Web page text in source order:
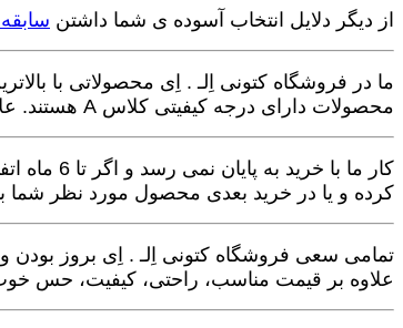
از دیگر دلایل انتخاب آسوده ی شما داشتن
ما در فروشگاه کتونی اِلـ . اِی محصولاتی با
محصولات دارای درجه کیفیتی کلاس A هستند. علاوه بر اینکه کارهایی که دارای پک اصلی و شناسنامه دار و ... هستند بصورت کامل و با تمامی مطعلقات به شما تحویل داده می شود.
کار ما
کرده و یا در خرید بعدی محصول مورد نظر شما
تمامی سعی فروشگاه کتونی اِلـ . اِی بروز بودن
علاوه بر قیمت مناسب، راحتی، کیفیت، حس